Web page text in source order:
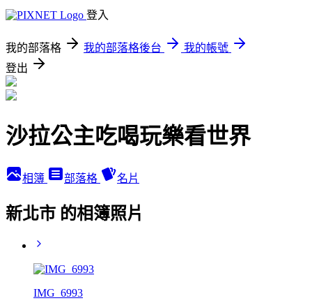
登入
我的部落格 我的部落格後台
我的帳號
登出
沙拉公主吃喝玩樂看世界
相簿 部落格 名片
新北市 的相簿照片
IMG_6993